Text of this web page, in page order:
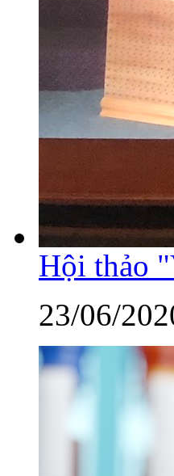
Hội thảo
23/06/